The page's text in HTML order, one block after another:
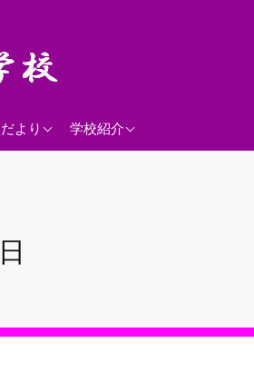
より
年度 学校紹介
学校経営方針